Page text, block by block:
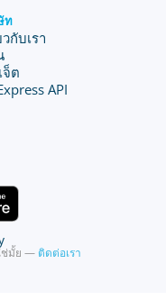
ท
วกับเรา
จ็ต
API
ช่มั้ย — ติดต่อเรา